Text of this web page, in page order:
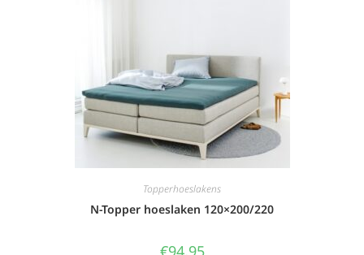
Topperhoeslakens
N-Topper hoeslaken 120×200/220
€94,95